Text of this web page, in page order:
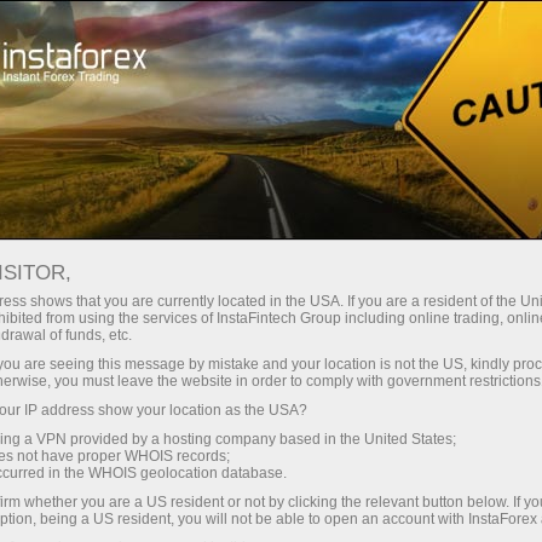
de la cuenta Plataforma comercial
Principiantes Para Inversionistas Para Socios
Analysts Isabel Clark
Análisis de Ondas
shows that you are currently located in the USA. If you are a resident of the
from using the services of InstaFintech Group including online trading,
of funds, etc.
are seeing this message by mistake and your location is not the US, kindly
you must leave the website in order to comply with government
IP address show your location as the USA?
a VPN provided by a hosting company based in the United States;
not have proper WHOIS records;
in the WHOIS geolocation database.
whether you are a US resident or not by clicking the relevant button below. If
being a US resident, you will not be able to open an account with InstaForex